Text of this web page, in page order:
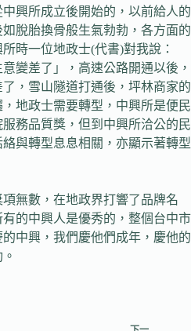
所成立後開始的，以前給人的
脫胎換骨般生氣勃勃，各方面的
時一位地政士(代書)對我說：
變差了」，高速公路開通以後，
，雪山隧道打通後，坪林商家的
地政士需要轉型，中興所是便民
務品質獎，但到中興所洽公的民
與轉型息息相關，亦顯示著轉型
數，在地政界打響了品牌名
的中興人是優秀的，整個台中市
中興，我們慶他們成年，慶他的